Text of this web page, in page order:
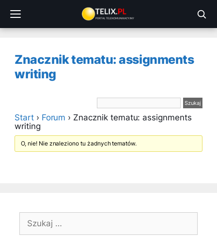
treści
Znacznik tematu: assignments
writing
Start › Forum › Znacznik tematu: assignments
writing
O, nie! Nie znaleziono tu żadnych tematów.
Szukaj: